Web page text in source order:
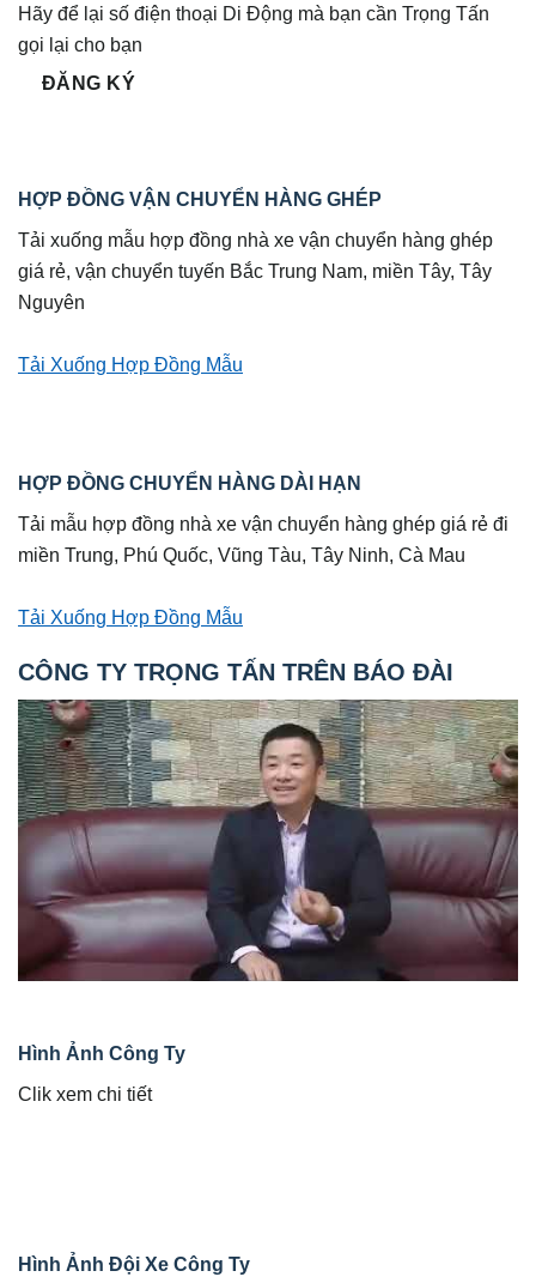
Hãy để lại số điện thoại Di Động mà bạn cần Trọng Tấn
gọi lại cho bạn
ĐĂNG KÝ
HỢP ĐỒNG VẬN CHUYỂN HÀNG GHÉP
Tải xuống mẫu hợp đồng nhà xe vận chuyển hàng ghép
giá rẻ, vận chuyển tuyến Bắc Trung Nam, miền Tây, Tây
Nguyên
Tải Xuống Hợp Đồng Mẫu
HỢP ĐỒNG CHUYỂN HÀNG DÀI HẠN
Tải mẫu hợp đồng nhà xe vận chuyển hàng ghép giá rẻ đi
miền Trung, Phú Quốc, Vũng Tàu, Tây Ninh, Cà Mau
Tải Xuống Hợp Đồng Mẫu
CÔNG TY TRỌNG TẤN TRÊN BÁO ĐÀI
Hình Ảnh Công Ty
Clik xem chi tiết
Hình Ảnh Đội Xe Công Ty